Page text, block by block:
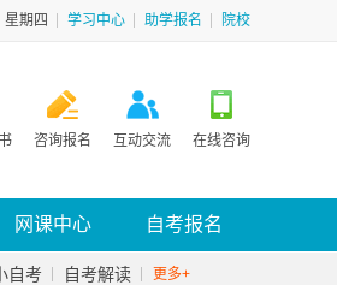
期四 学习中心 助学报名 院校
咨询报名 互动交流 在线咨询
网课中心 自考报名
自考 自考解读 更多+